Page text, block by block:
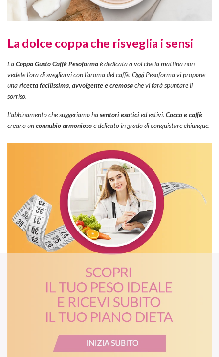
La dolce coppa che risveglia i sensi
LaCoppa Gusto Caffè Pesoformaè dedicata a voi che la mattina non
vedete l’ora di svegliarvi con l’aroma del caffè. Oggi Pesoforma vi propone
unaricetta facilissima, avvolgente e cremosache vi farà spuntare il
sorriso.
L’abbinamento che suggeriamo hasentori esoticied estivi. Cocco e caffè
creano unconnubio armoniosoe delicato in grado di conquistare chiunque.